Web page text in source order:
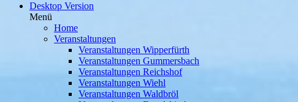
Desktop Version
Menü
Home
Veranstaltungen
Veranstaltungen Wipperfürth
Veranstaltungen Gummersbach
Veranstaltungen Reichshof
Veranstaltungen Wiehl
Veranstaltungen Waldbröl